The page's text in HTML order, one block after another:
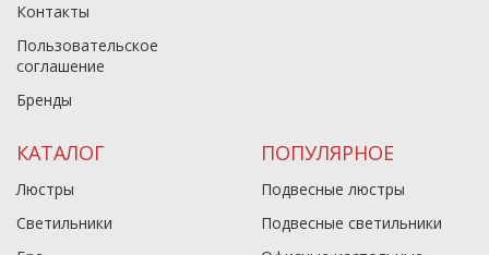
Контакты
Пользовательское
соглашение
Бренды
КАТАЛОГ
Люстры
Светильники
ПОПУЛЯРНОЕ
Подвесные люстры
Подвесные светильники